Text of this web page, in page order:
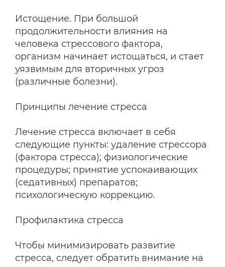
Истощение. При большой
продолжительности влияния на
человека стрессового фактора,
организм начинает истощаться, и стает
уязвимым для вторичных угроз
(различные болезни).
Принципы лечение стресса
Лечение стресса включает в себя
следующие пункты: удаление стрессора
(фактора стресса); физиологические
процедуры; принятие успокаивающих
(седативных) препаратов;
психологическую коррекцию.
Профилактика стресса
Чтобы минимизировать развитие
стресса, следует обратить внимание на